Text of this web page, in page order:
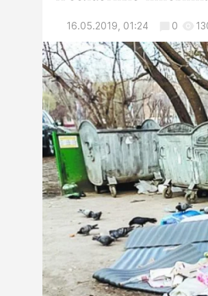
16.05.2019, 01:24 0